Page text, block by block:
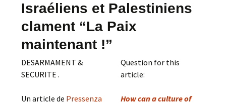
Israéliens et Palestiniens
clament “La Paix
maintenant !”
DESARMAMENT &
SECURITE .
Un article de Pressenza
Question for this
article:
How can a culture of